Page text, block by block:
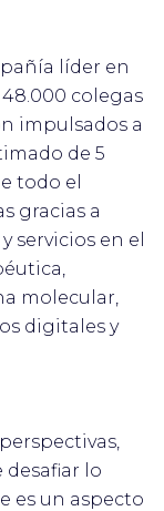
líder en
colegas
impulsados a
de 5
todo el
gracias a
servicios en el
molecular,
digitales y
lo
es un aspecto